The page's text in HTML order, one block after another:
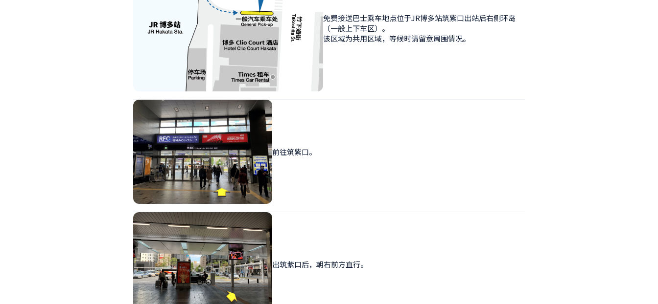
免费接送巴士乘车地点位于JR博多站筑紫口出站后右侧环岛
（一般上下车区）。
该区域为共用区域，等候时请留意周围情况。
前往筑紫口。
出筑紫口后，朝右前方直行。